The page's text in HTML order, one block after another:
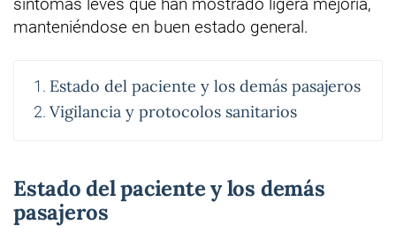
manteniéndose en buen estado general.
Estado del paciente y los demás pasajeros
Vigilancia y protocolos sanitarios
Estado del paciente y los demás
pasajeros